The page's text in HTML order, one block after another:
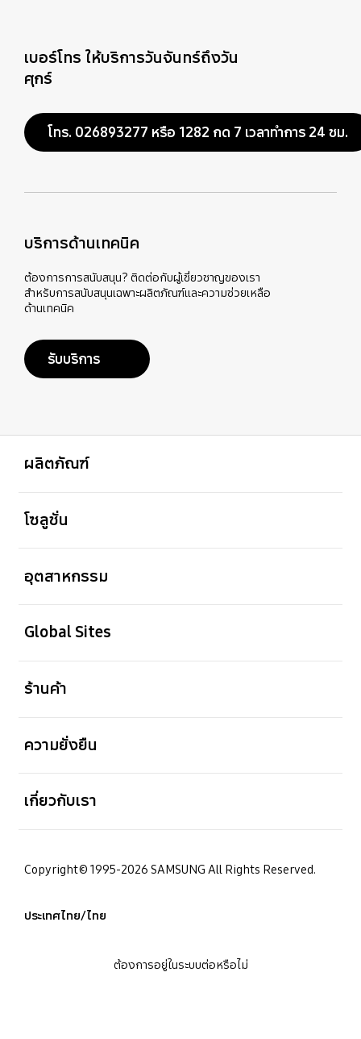
เบอร์โทร ให้บริการวันจันทร์ถึงวัน
ศุกร์
โทร. 026893277 หรือ 1282 กด 7 เวลาทำการ 24 ชม.
บริการด้านเทคนิค
ต้องการการสนับสนุน? ติดต่อกับผู้เชี่ยวชาญของเรา
สำหรับการสนับสนุนเฉพาะผลิตภัณฑ์และความช่วยเหลือ
ด้านเทคนิค
รับบริการ
ผลิตภัณฑ์
โซลูชั่น
อุตสาหกรรม
Global Sites
ร้านค้า
ความยั่งยืน
เกี่ยวกับเรา
Copyright© 1995-2026 SAMSUNG All Rights Reserved.
ประเทศไทย/ไทย
ต้องการอยู่ในระบบต่อหรือไม่